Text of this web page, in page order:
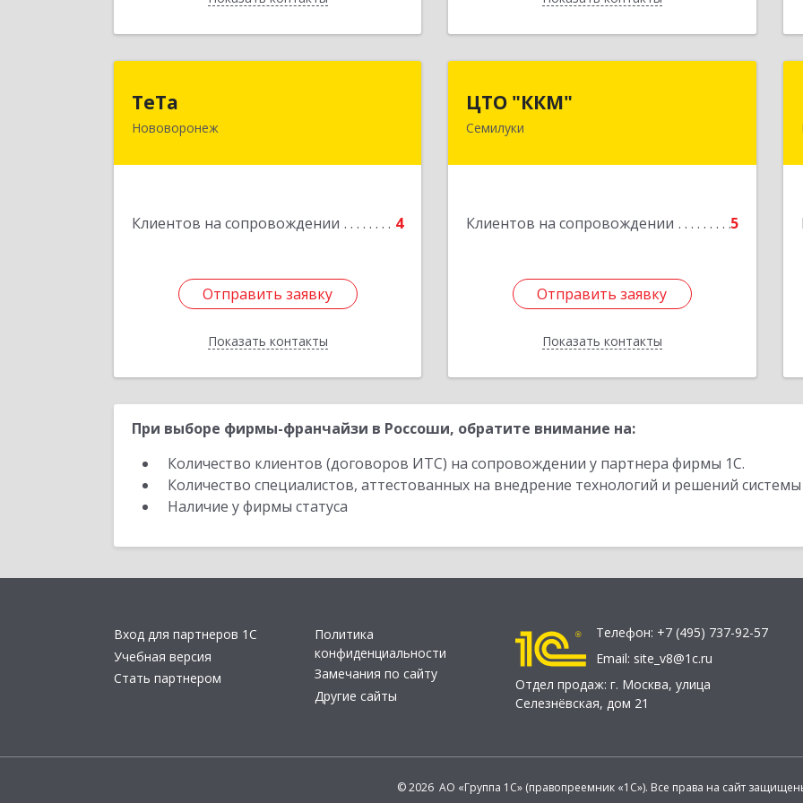
ТеТа
Нововоронеж
Клиентов на сопровождении 4
Отправить заявку
Показать контакты
396 073, Нововоронеж г, а/я, дом № 30
Отправить заявку
Назад
ЦТО "ККМ"
Семилуки
Клиентов на сопровождении 5
Отправить заявку
Показать контакты
Отправить заявку
Назад
При выборе фирмы-франчайзи в Россоши, обратите внимание на:
Количество клиентов (договоров ИТС) на сопровождении у партнера фирмы 1С.
Количество специалистов, аттестованных на внедрение технологий и решений
Наличие у фирмы статуса
Вход для партнеров 1С
Учебная версия
Стать партнером
Политика
конфиденциальности
Замечания по сайту
Другие сайты
Телефон: +7 (495) 737-92-57
Email: site_v8@1c.ru
Отдел продаж: г. Москва, улица
Селезнёвская, дом 21
© 2026 АО «Группа 1С» (правопреемник «1С»). Все права на сайт